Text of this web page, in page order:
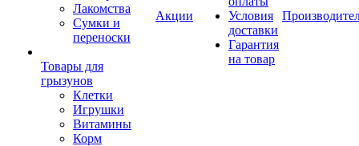
Лакомства
Сумки и
переноски
Товары для
грызунов
Клетки
Игрушки
Витамины
Корм
Акции
Условия
доставки
Гарантия
на товар